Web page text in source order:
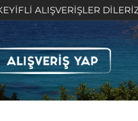
DİLERİZ 🤍